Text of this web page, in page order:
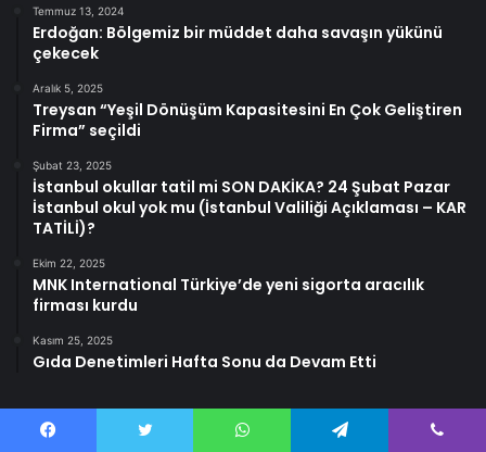
Temmuz 13, 2024
Erdoğan: Bölgemiz bir müddet daha savaşın yükünü
çekecek
Aralık 5, 2025
Treysan “Yeşil Dönüşüm Kapasitesini En Çok Geliştiren
Firma” seçildi
Şubat 23, 2025
İstanbul okullar tatil mi SON DAKİKA? 24 Şubat Pazar
İstanbul okul yok mu (İstanbul Valiliği Açıklaması – KAR
TATİLİ)?
Ekim 22, 2025
MNK International Türkiye’de yeni sigorta aracılık
firması kurdu
Kasım 25, 2025
Gıda Denetimleri Hafta Sonu da Devam Etti